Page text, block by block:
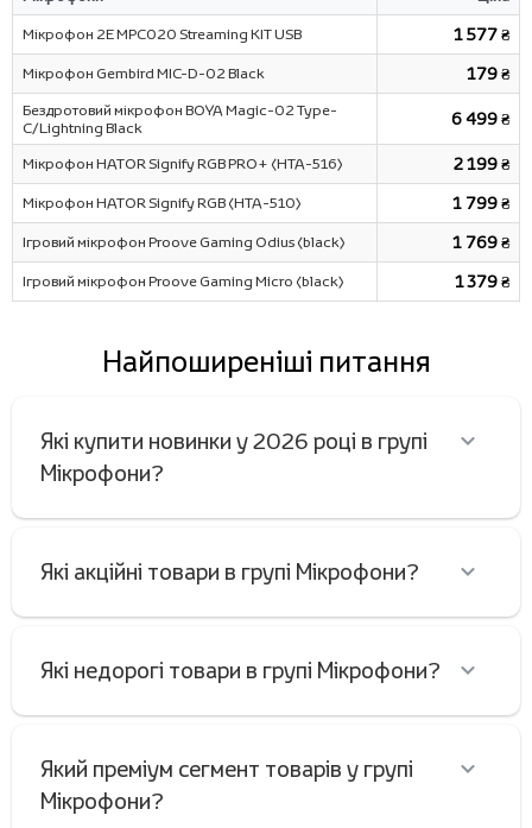
Мікрофон 2Е MPC020 Streaming KIT USB 1 577 ₴
Мікрофон Gembird MIC-D-02 Black 179 ₴
Бездротовий мікрофон BOYA Magic-02 Type-
C/Lightning Black
6 499 ₴
Мікрофон HATOR Signify RGB PRO+ (HTA-516) 2 199 ₴
Мікрофон HATOR Signify RGB (HTA-510) 1 799 ₴
Ігровий мікрофон Proove Gaming Odius (black) 1 769 ₴
Ігровий мікрофон Proove Gaming Micro (black) 1 379 ₴
Найпоширеніші питання
Які купити новинки у 2026 році в групі
Мікрофони?
Які акційні товари в групі Мікрофони?
Які недорогі товари в групі Мікрофони?
Який преміум сегмент товарів у групі
Мікрофони?